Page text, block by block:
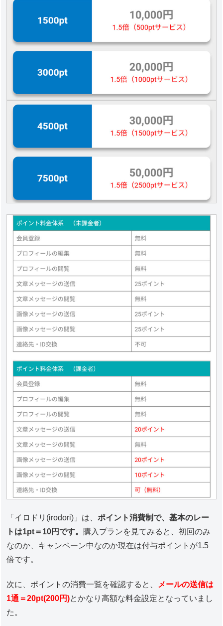
「イロドリ(irodori)」は、ポイント消費制で、基本のレー
トは1pt＝10円です。 購入プランを見てみると、初回のみ
なのか、キャンペーン中なのか現在は付与ポイントが1.5
倍です。
次に、ポイントの消費一覧を確認すると、
メールの送信は
1通＝20pt(200円)とかなり高額な料金設定となっていまし
た。